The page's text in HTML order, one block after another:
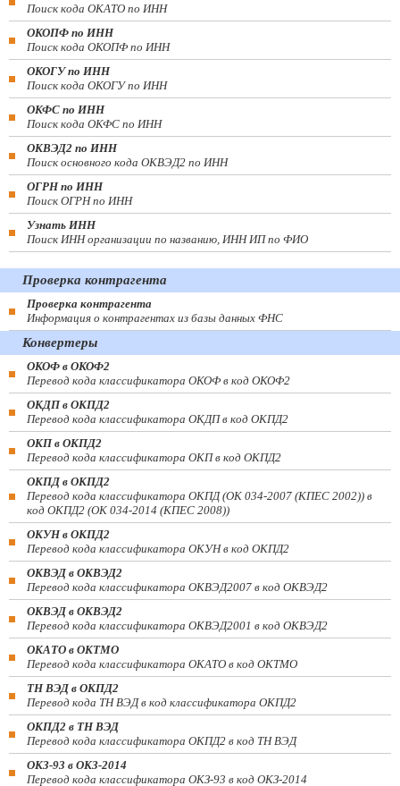
Поиск кода ОКАТО по ИНН
ОКОПФ по ИНН
Поиск кода ОКОПФ по ИНН
ОКОГУ по ИНН
Поиск кода ОКОГУ по ИНН
ОКФС по ИНН
Поиск кода ОКФС по ИНН
ОКВЭД2 по ИНН
Поиск основного кода ОКВЭД2 по ИНН
ОГРН по ИНН
Поиск ОГРН по ИНН
Узнать ИНН
Поиск ИНН организации по названию, ИНН ИП по ФИО
Проверка контрагента
Проверка контрагента
Информация о контрагентах из базы данных ФНС
Конвертеры
ОКОФ в ОКОФ2
Перевод кода классификатора ОКОФ в код ОКОФ2
ОКДП в ОКПД2
Перевод кода классификатора ОКДП в код ОКПД2
ОКП в ОКПД2
Перевод кода классификатора ОКП в код ОКПД2
ОКПД в ОКПД2
Перевод кода классификатора ОКПД (ОК 034-2007 (КПЕС 2002)) в
код ОКПД2 (ОК 034-2014 (КПЕС 2008))
ОКУН в ОКПД2
Перевод кода классификатора ОКУН в код ОКПД2
ОКВЭД в ОКВЭД2
Перевод кода классификатора ОКВЭД2007 в код ОКВЭД2
ОКВЭД в ОКВЭД2
Перевод кода классификатора ОКВЭД2001 в код ОКВЭД2
ОКАТО в ОКТМО
Перевод кода классификатора ОКАТО в код ОКТМО
ТН ВЭД в ОКПД2
Перевод кода ТН ВЭД в код классификатора ОКПД2
ОКПД2 в ТН ВЭД
Перевод кода классификатора ОКПД2 в код ТН ВЭД
ОКЗ-93 в ОКЗ-2014
Перевод кода классификатора ОКЗ-93 в код ОКЗ-2014